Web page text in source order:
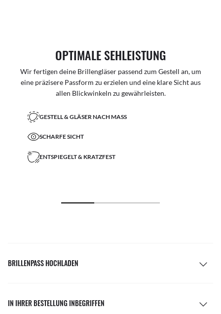
OPTIMALE SEHLEISTUNG
Wir fertigen deine Brillengläser passend zum Gestell an, um
eine präzisere Passform zu erzielen und eine klare Sicht aus
allen Blickwinkeln zu gewährleisten.
GESTELL & GLÄSER NACH MASS
SCHARFE SICHT
ENTSPIEGELT & KRATZFEST
BRILLENPASS HOCHLADEN
IN IHRER BESTELLUNG INBEGRIFFEN